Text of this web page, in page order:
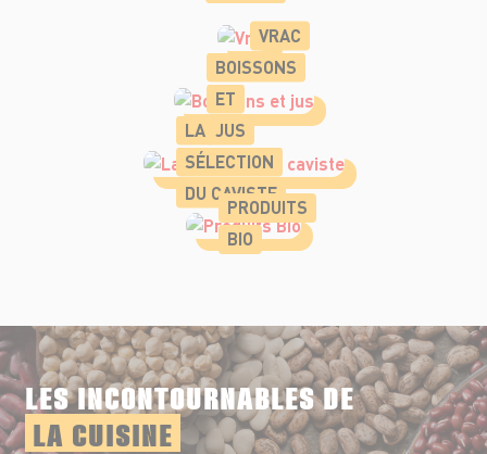
VRAC
BOISSONS
ET
JUS
LA
SÉLECTION
DU CAVISTE
PRODUITS
BIO
LES INCONTOURNABLES DE
LA CUISINE